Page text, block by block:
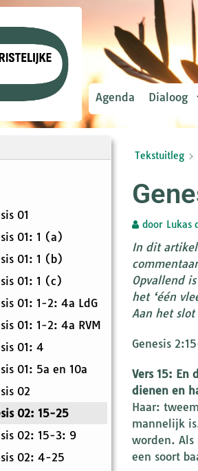
Agenda Dialoog
01
01: 1 (a)
01: 1 (b)
01: 1 (c)
01: 1-2: 4a LdG
01: 1-2: 4a RVM
01: 4
01: 5a en 10a
02
02: 15-25
02: 15-3: 9
02: 4-25
Tekstuitleg
door Lukas
In dit
Opvallend
het ‘één
Aan het
Genesis
Vers 15: En
dienen en
Haar:
mannelijk
worden. Als
een soort